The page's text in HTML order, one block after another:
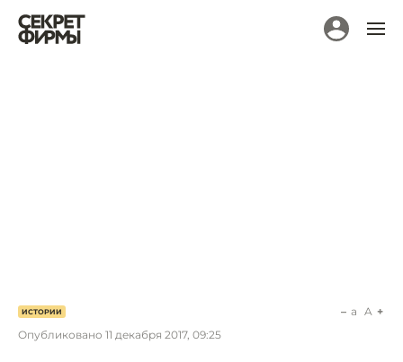
ИСТОРИИ
Опубликовано 11 декабря 2017, 09:25
a A